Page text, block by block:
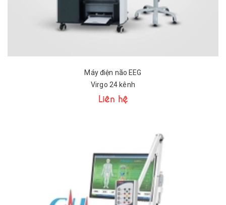
Máy điện não EEG
Virgo 24 kênh
Liên hệ